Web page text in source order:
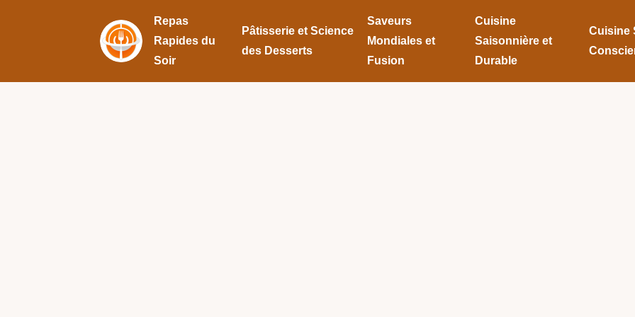
Repas
Rapides du
Soir
Pâtisserie et Science
des Desserts
Saveurs
Mondiales et
Fusion
Cuisine
Saisonnière et
Durable
Cuisine